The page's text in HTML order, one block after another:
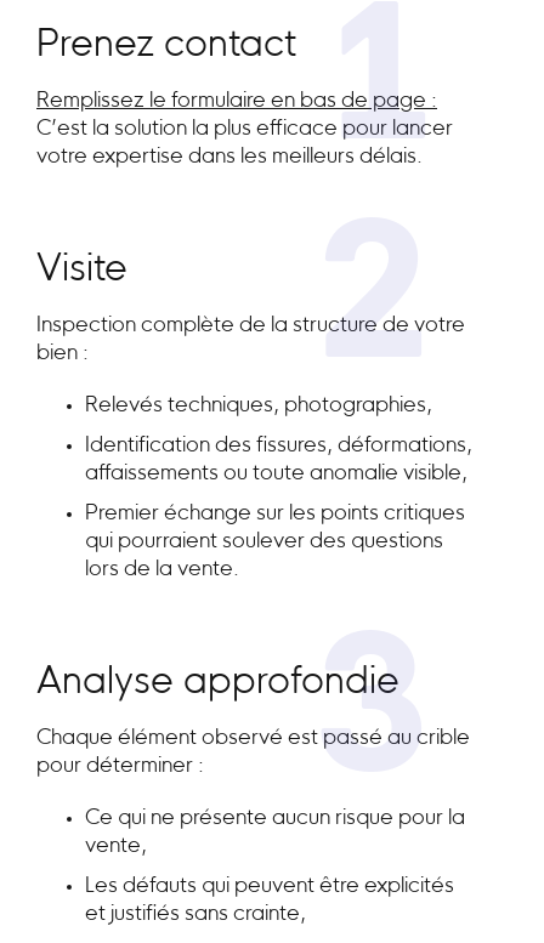
1
Prenez contact
Remplissez le formulaire en bas de page :
C’est la solution la plus efficace pour lancer
votre expertise dans les meilleurs délais.
2
Visite
Inspection complète de la structure de votre
bien :
Relevés techniques, photographies,
Identification des fissures, déformations,
affaissements ou toute anomalie visible,
Premier échange sur les points critiques
qui pourraient soulever des questions
lors de la vente.
3
Analyse approfondie
Chaque élément observé est passé au crible
pour déterminer :
Ce qui ne présente aucun risque pour la
vente,
Les défauts qui peuvent être explicités
et justifiés sans crainte,